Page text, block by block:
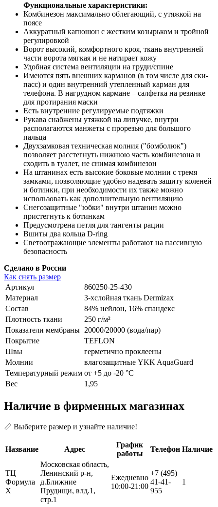
Функциональные характеристики:
Комбинезон максимально облегающий, с утяжкой на
поясе
Аккуратный капюшон с жестким козырьком и тройной
регулировкой
Ворот высокий, комфортного кроя, ткань внутренней
части ворота мягкая и не натирает кожу
Удобная система вентиляции на груди/спине
Имеются пять внешних карманов (в том числе для ски-
пасс) и один внутренний утепленный карман для
телефона. В нагрудном кармане – салфетка на резинке
для протирания маски
Есть внутренние регулируемые подтяжки
Рукава снабжены утяжкой на липучке, внутри
располагаются манжеты с прорезью для большого
пальца
Двухзамковая техническая молния ("бомболюк")
позволяет расстегнуть нижнюю часть комбинезона и
сходить в туалет, не снимая комбинезон
На штанинах есть высокие боковые молнии с тремя
замками, позволяющие удобно надевать защиту коленей
и ботинки, при необходимости их также можно
использовать как дополнительную вентиляцию
Снегозащитные "юбки" внутри штанин можно
пристегнуть к ботинкам
Предусмотрена петля для тангенты рации
Вшиты два кольца D-ring
Светоотражающие элементы работают на пассивную
безопасность
Сделано в России
Как снять размер
Артикул
860250-25-430
Материал
3-хслойная ткань Dermizax
Состав
84% нейлон, 16% спандекс
Плотность ткани
250 г/м²
Показатели мембраны 20000/20000 (вода/пар)
Покрытие
TEFLON
Швы
герметично проклеены
Молнии
влагозащитные YKK AquaGuard
Температурный режим от +5 до -20 °С
Вес
1,95
Наличие в фирменных магазинах
📏 Выберите размер и узнайте наличие!
Название Адрес
График
работы
Телефон Наличие
ТЦ
Формула
Х
Московская область,
Ленинский р-н,
д.Ближние
Прудищи, влд.1,
стр.1
Ежедневно
10:00-21:00
+7 (495)
41-41-
955
1